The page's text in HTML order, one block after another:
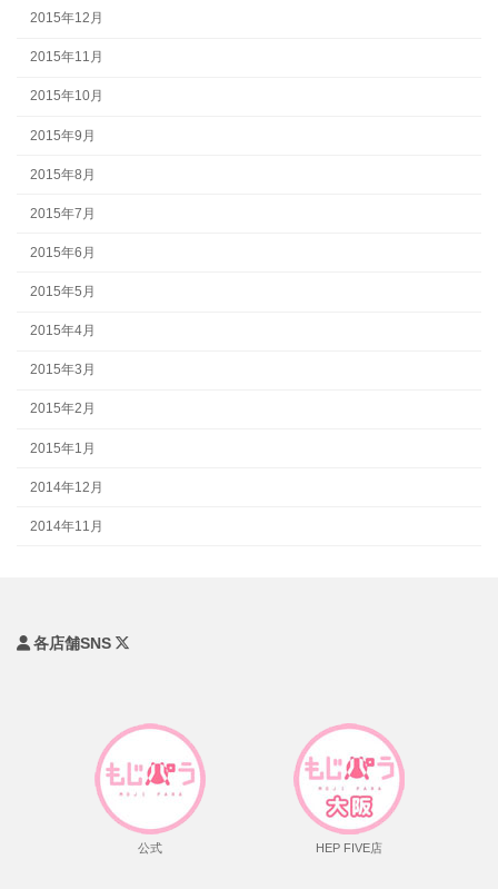
2015年12月
2015年11月
2015年10月
2015年9月
2015年8月
2015年7月
2015年6月
2015年5月
2015年4月
2015年3月
2015年2月
2015年1月
2014年12月
2014年11月
各店舗SNS
公式 HEP FIVE店